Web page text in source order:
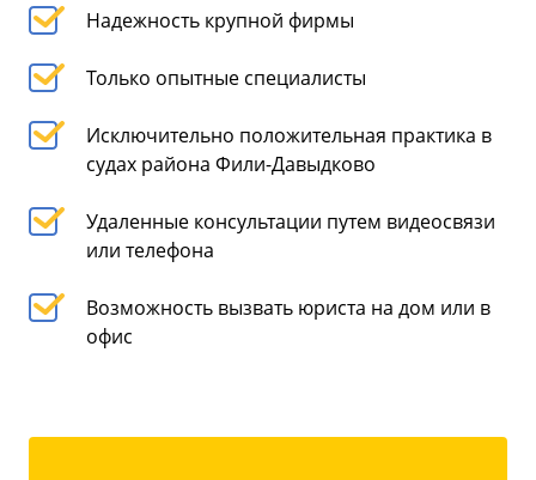
Надежность крупной фирмы
Только опытные специалисты
Исключительно положительная практика в
судах района Фили-Давыдково
Удаленные консультации путем видеосвязи
или телефона
Возможность вызвать юриста на дом или в
офис